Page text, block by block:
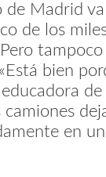
de Madrid
de los
bien
camiones
en